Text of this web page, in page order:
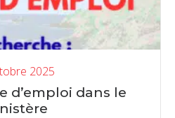
d’emploi dans le
2025